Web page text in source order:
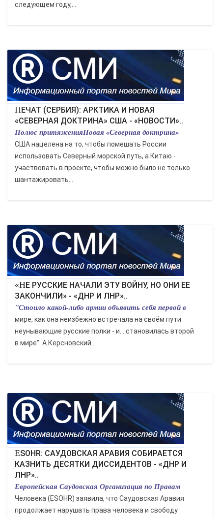
следующем году,...
ПЕЧАТ (СЕРБИЯ): АРКТИКА И НОВАЯ
«СЕВЕРНАЯ ДОКТРИНА» США - «НОВОСТИ»..
Полюс притяженияНовая «Северная доктрина»
США нацелена на то, чтобы помешать России
использовать Северный морской путь, а Китаю -
участвовать в проекте, чтобы можно было не только
шантажировать...
«НЕ РУССКИЕ НАЧАЛИ ЭТУ ВОЙНУ, НО ОНИ ЕЕ
ЗАКОНЧИЛИ» - «ДНР И ЛНР»..
"Стоило какой-либо армии объявить себя первой в
мире, как она неизбежно встречала на своём пути
неунывающие русские полки - и… становилась второй
в мире". А.Керсновский...
ESOHR: САУДОВСКАЯ АРАВИЯ СОБИРАЕТСЯ
КАЗНИТЬ ДЕСЯТКИ ДИССИДЕНТОВ - «ДНР И
ЛНР»..
Европейская Саудовская Организация по Правам
Человека (ESOHR) заявила, что Саудовская Аравия
продолжает нарушать права человека и свободу